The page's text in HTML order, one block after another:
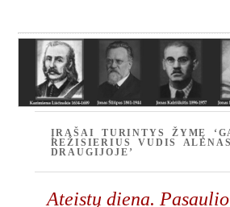
ĮRAŠAI TURINTYS ŽYMĘ
REŽISIERIUS VUDIS
DRAUGIJOJE’
Ateistų diena.